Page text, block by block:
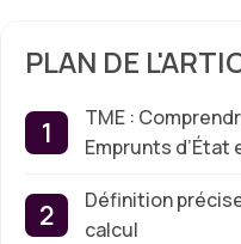
PLAN DE
TME :
Emprunts
Définition
calcul